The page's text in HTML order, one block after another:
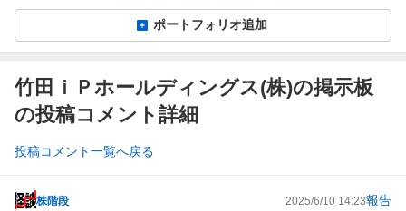
ポートフォリオ追加
竹田ｉＰホールディングス(株)の掲示板
の投稿コメント詳細
投稿コメント一覧へ戻る
株階段 2025/6/10 14:23報告